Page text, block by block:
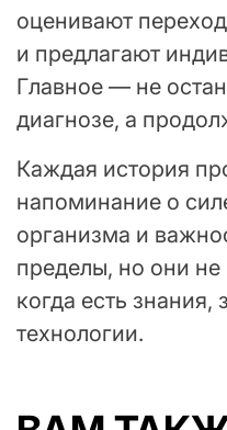
оценивают
и предлагают
Главное — не
диагнозе, а
Каждая история
напоминание о
организма и
пределы, но они не
когда есть
технологии.